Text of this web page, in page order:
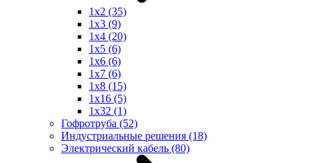
1x2 (35)
1x3 (9)
1x4 (20)
1x5 (6)
1x6 (6)
1x7 (6)
1x8 (15)
1x16 (5)
1x32 (1)
Гофротруба (52)
Индустриальные решения (18)
Электрический кабель (80)